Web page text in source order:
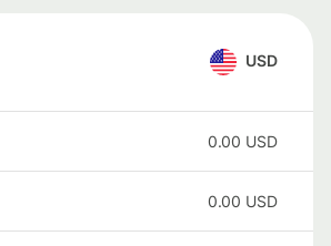
USD
0.00 USD
0.00 USD